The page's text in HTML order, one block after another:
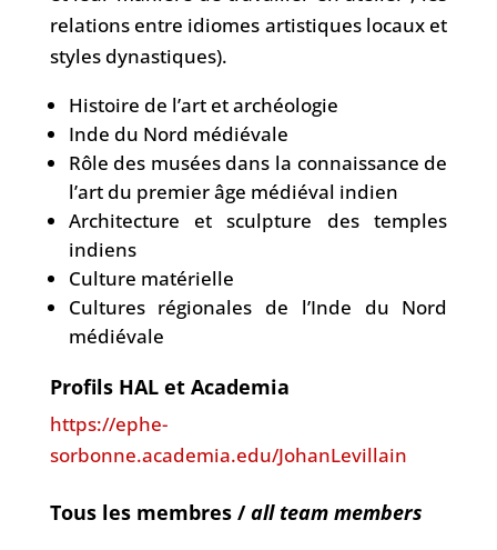
relations entre idiomes artistiques locaux et
styles dynastiques).
Histoire de l’art et archéologie
Inde du Nord médiévale
Rôle des musées dans la connaissance de
l’art du premier âge médiéval indien
Architecture et sculpture des temples
indiens
Culture matérielle
Cultures régionales de l’Inde du Nord
médiévale
Profils HAL et Academia
https://ephe-
sorbonne.academia.edu/JohanLevillain
Tous les membres /all team members